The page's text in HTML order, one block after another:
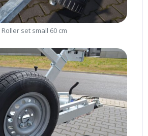
Roller set small 60 cm